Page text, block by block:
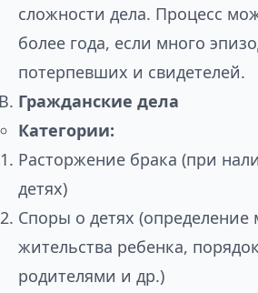
сложности дела. Процесс
более года, если много
потерпевших и свидетелей.
Гражданские дела
Категории:
Расторжение брака (при
детях)
Споры о детях (определение
жительства ребенка,
родителями и др.)